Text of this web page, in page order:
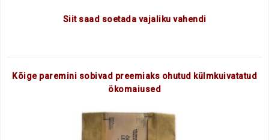
Siit saad soetada vajaliku vahendi
Kõige paremini sobivad preemiaks ohutud külmkuivatatud
ökomaiused